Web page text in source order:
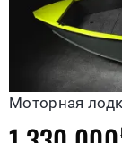
Моторная